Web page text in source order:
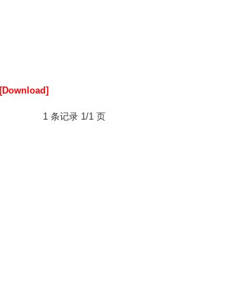
[Download]
1 条记录 1/1 页